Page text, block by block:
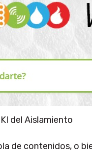
del Aislamiento
de contenidos, o